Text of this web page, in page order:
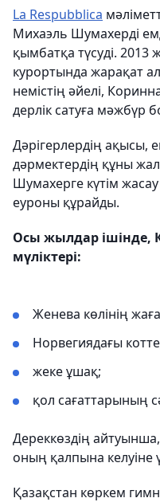
La Respubblica
Михаэль Шумахерді
қымбатқа түсуді.
курортында жарақат
немістің әйелі,
дерлік сатуға мәжбүр
Дәрігерлердің ақысы,
дәрмектердің құны
Шумахерге күтім
еуроны құрайды.
Осы жылдар ішінде,
мүліктері:
Женева көлінің
Норвегиядағы
жеке ұшақ;
қол сағаттарының
Дереккөздің
оның қалпына келуіне
Қазақстан көркем